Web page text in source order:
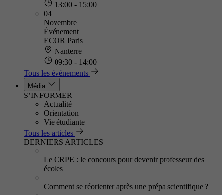
13:00 - 15:00
04
Novembre
Événement
ECOR Paris
Nanterre
09:30 - 14:00
Tous les événements
Média
S’INFORMER
Actualité
Orientation
Vie étudiante
Tous les articles
DERNIERS ARTICLES
Le CRPE : le concours pour devenir professeur des
écoles
Comment se réorienter après une prépa scientifique ?